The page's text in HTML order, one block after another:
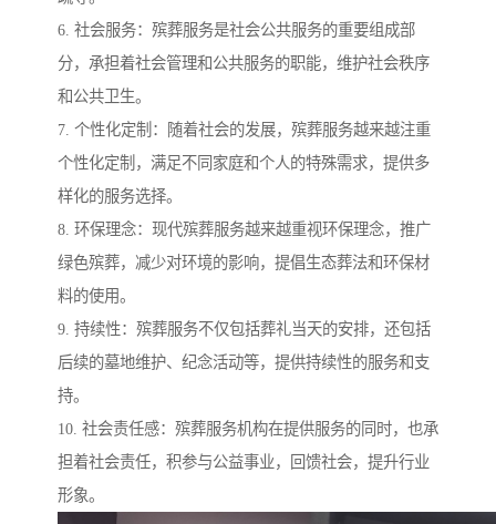
6. 社会服务：殡葬服务是社会公共服务的重要组成部
分，承担着社会管理和公共服务的职能，维护社会秩序
和公共卫生。
7. 个性化定制：随着社会的发展，殡葬服务越来越注重
个性化定制，满足不同家庭和个人的特殊需求，提供多
样化的服务选择。
8. 环保理念：现代殡葬服务越来越重视环保理念，推广
绿色殡葬，减少对环境的影响，提倡生态葬法和环保材
料的使用。
9. 持续性：殡葬服务不仅包括葬礼当天的安排，还包括
后续的墓地维护、纪念活动等，提供持续性的服务和支
持。
10. 社会责任感：殡葬服务机构在提供服务的同时，也承
担着社会责任，积参与公益事业，回馈社会，提升行业
形象。